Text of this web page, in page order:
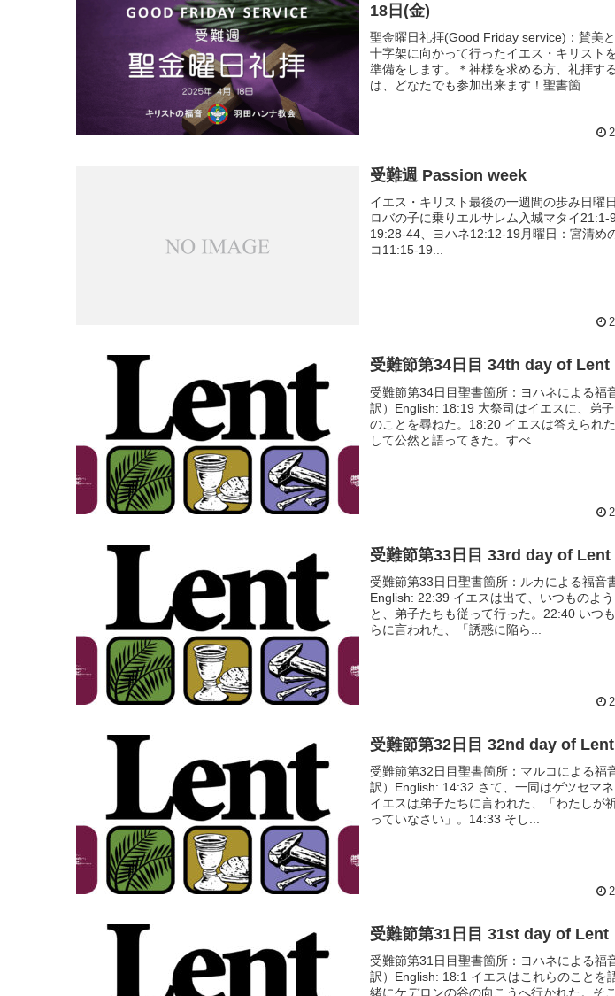
18日(金)
聖金曜日礼拝(Good Friday service)：賛美
十字架に向かって行ったイエス・キリスト
準備をします。＊神様を求める方、礼拝す
は、どなたでも参加出来ます！聖書箇...
受難週 Passion week
イエス・キリスト最後の一週間の歩み日曜
ロバの子に乗りエルサレム入城マタイ
19:28-44、ヨハネ12:12-19月曜日：宮清め
コ11:15-19...
受難節第34日目 34th day of Lent
受難節第34日目聖書箇所：ヨハネによる福
訳）English: 18:19 大祭司はイエスに、弟
のことを尋ねた。18:20 イエスは答えられ
して公然と語ってきた。すべ...
受難節第33日目 33rd day of Lent
受難節第33日目聖書箇所：ルカによる福音
English: 22:39 イエスは出て、いつものよ
と、弟子たちも従って行った。22:40 いつ
らに言われた、「誘惑に陥ら...
受難節第32日目 32nd day of Lent
受難節第32日目聖書箇所：マルコによる福
訳）English: 14:32 さて、一同はゲツセマ
イエスは弟子たちに言われた、「わたしが
っていなさい」。14:33 そし...
受難節第31日目 31st day of Lent
受難節第31日目聖書箇所：ヨハネによる福
訳）English: 18:1 イエスはこれらのことを
緒にケデロンの谷の向こうへ行かれた。そ